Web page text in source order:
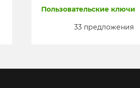
Пользовательские ключи
33 предложения